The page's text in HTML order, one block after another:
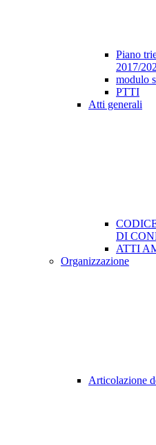
Piano
2017/
modulo
PTTI
Atti generali
DI
ATTI
Organizzazione
Articolazione